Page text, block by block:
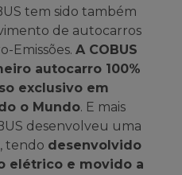
tem sido também
de autocarros
Emissões.A COBUS
autocarro 100%
exclusivo em
o Mundo. E mais
desenvolveu uma
tendo desenvolvido
elétrico e movido a